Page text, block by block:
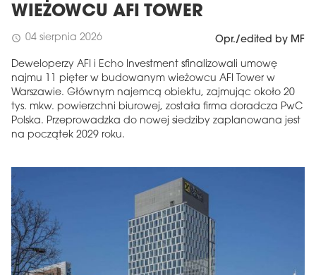
WIEŻOWCU AFI TOWER
schedule 04 sierpnia 2026 Opr./edited by MF
Deweloperzy AFI i Echo Investment sfinalizowali umowę
najmu 11 pięter w budowanym wieżowcu AFI Tower w
Warszawie. Głównym najemcą obiektu, zajmując około 20
tys. mkw. powierzchni biurowej, została firma doradcza PwC
Polska. Przeprowadzka do nowej siedziby zaplanowana jest
na początek 2029 roku.